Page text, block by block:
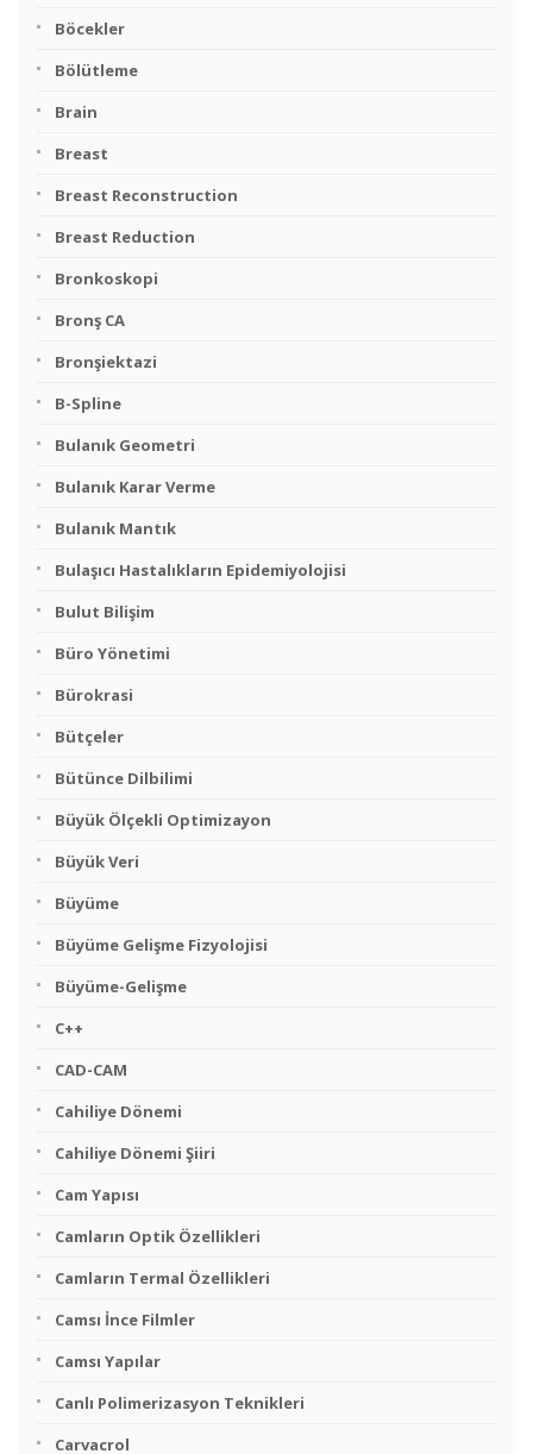
Böcekler
Bölütleme
Brain
Breast
Breast Reconstruction
Breast Reduction
Bronkoskopi
Bronş CA
Bronşiektazi
B-Spline
Bulanık Geometri
Bulanık Karar Verme
Bulanık Mantık
Bulaşıcı Hastalıkların Epidemiyolojisi
Bulut Bilişim
Büro Yönetimi
Bürokrasi
Bütçeler
Bütünce Dilbilimi
Büyük Ölçekli Optimizayon
Büyük Veri
Büyüme
Büyüme Gelişme Fizyolojisi
Büyüme-Gelişme
C++
CAD-CAM
Cahiliye Dönemi
Cahiliye Dönemi Şiiri
Cam Yapısı
Camların Optik Özellikleri
Camların Termal Özellikleri
Camsı İnce Filmler
Camsı Yapılar
Canlı Polimerizasyon Teknikleri
Carvacrol